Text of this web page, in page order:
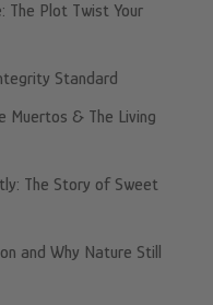
The Plot Twist Your
Standard
Muertos & The Living
The Story of Sweet
and Why Nature Still